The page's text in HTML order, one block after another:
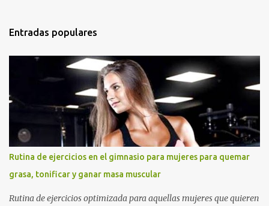
Entradas populares
Rutina de ejercicios en el gimnasio para mujeres para quemar
grasa, tonificar y ganar masa muscular
Rutina de ejercicios optimizada para aquellas mujeres que quieren